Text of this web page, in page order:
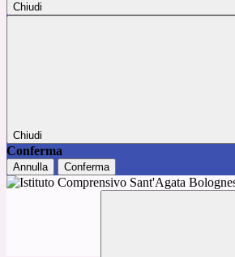
Chiudi
Chiudi
Conferma
Annulla Conferma